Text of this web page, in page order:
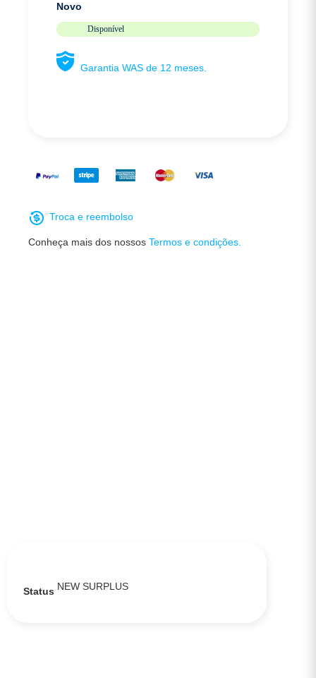
Novo
Disponível
Garantia WAS de 12 meses.
Troca e reembolso
Conheça mais dos nossos Termos e condições.
Status NEW SURPLUS